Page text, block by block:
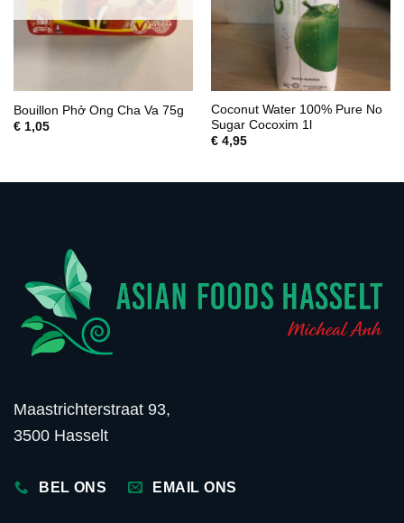
Bouillon Phở Ong Cha Va 75g
€1,05
Coconut Water 100% Pure No
Sugar Cocoxim 1l
€4,95
Maastrichterstraat 93,
3500 Hasselt
BEL ONS EMAIL ONS